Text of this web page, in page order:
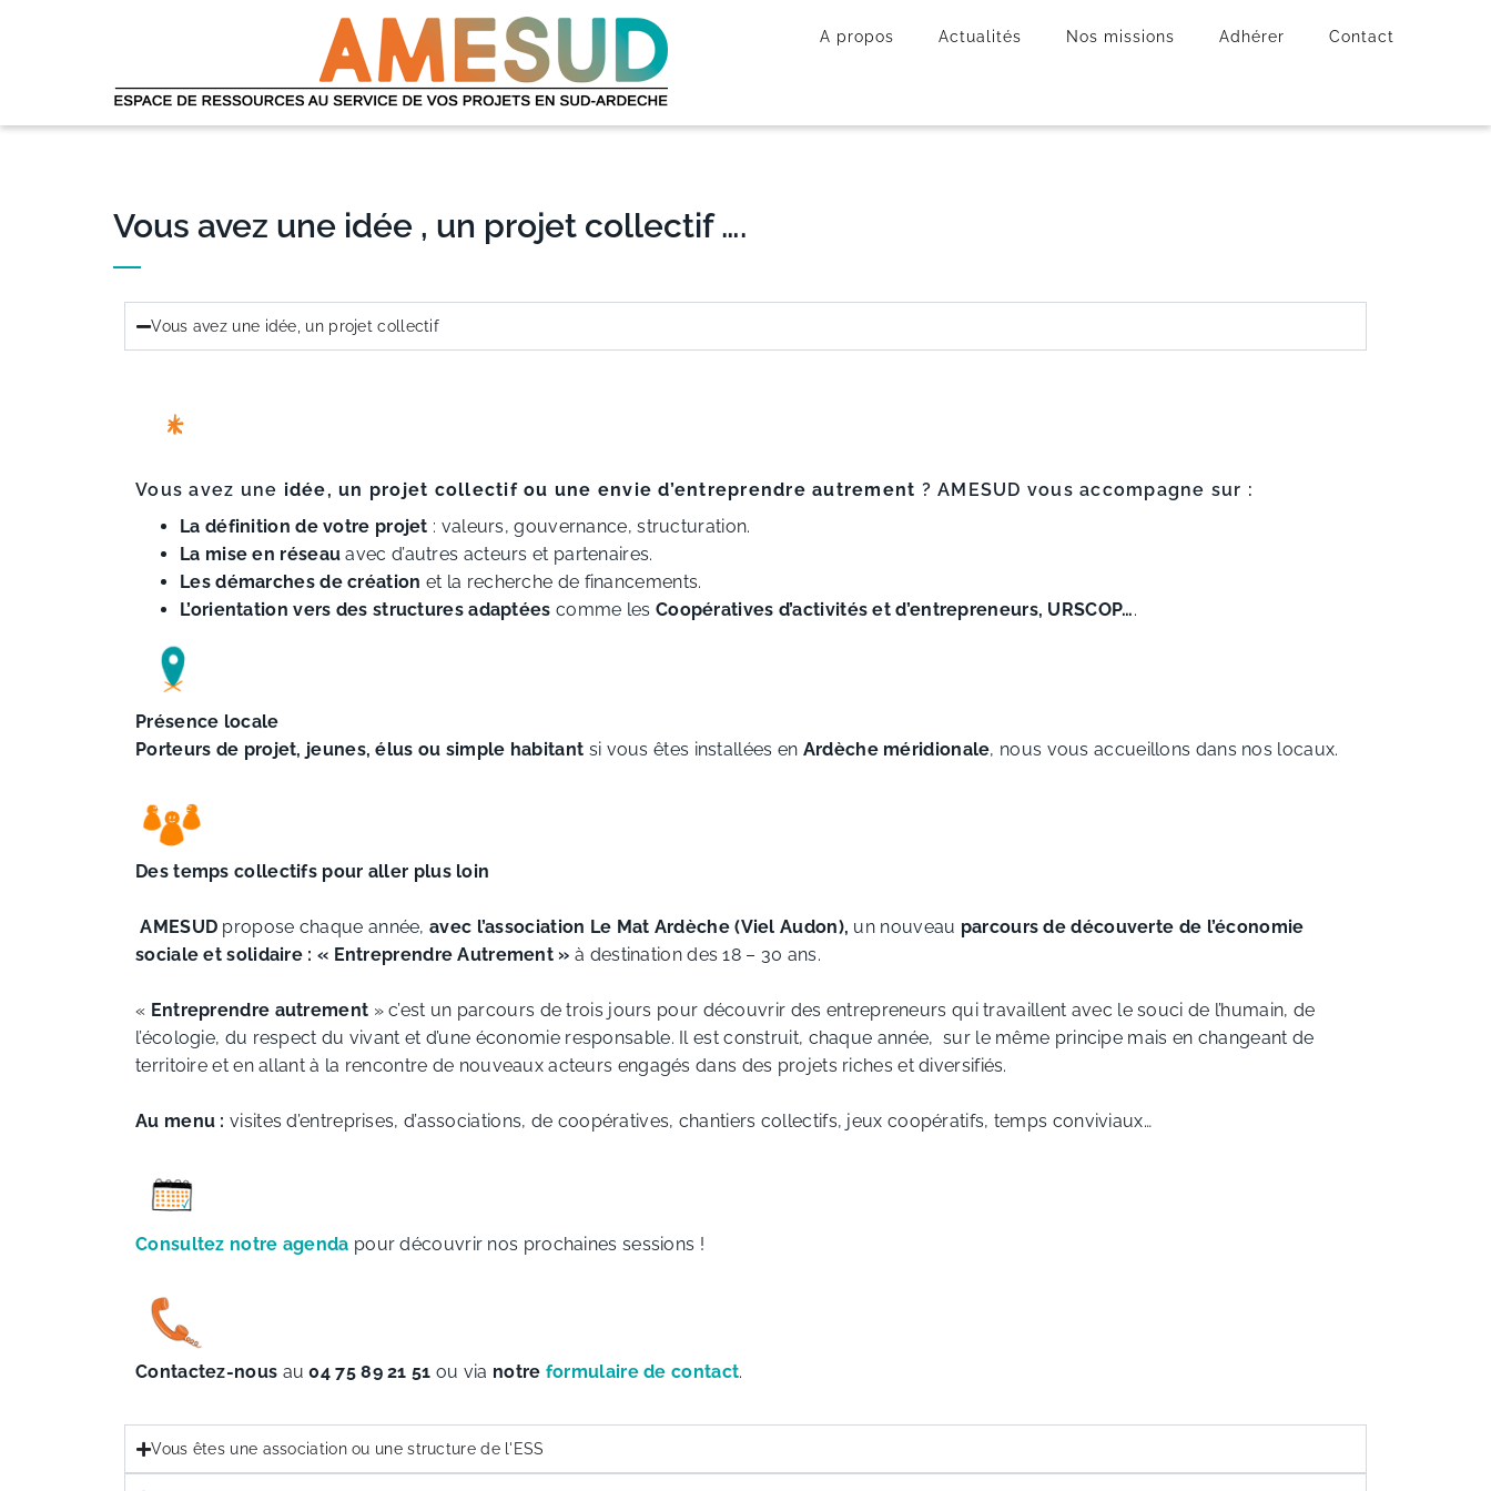
A propos Actualités Nos missions Adhérer Contact
Vous avez une idée , un projet collectif ….
Vous avez une idée, un projet collectif
Vous avez une idée, un projet collectif ou une envie d’entreprendre autrement ? AMESUD vous accompagne sur :
La définition de votre projet : valeurs, gouvernance, structuration.
La mise en réseau avec d’autres acteurs et partenaires.
Les démarches de création et la recherche de financements.
L’orientation vers des structures adaptées comme les Coopératives d’activités et d’entrepreneurs, URSCOP….
Présence locale
Porteurs de projet, jeunes, élus ou simple habitant si vous êtes installées en Ardèche méridionale, nous vous accueillons dans nos locaux.
Des temps collectifs pour aller plus loin
AMESUD propose chaque année,avec l’association Le Mat Ardèche (Viel Audon), un nouveau parcours de découverte de l’économie
sociale et solidaire : « Entreprendre Autrement » à destination des 18 – 30 ans.
« Entreprendre autrement » c’est un parcours de trois jours pour découvrir des entrepreneurs qui travaillent avec le souci de l’humain, de
l’écologie, du respect du vivant et d’une économie responsable. Il est construit, chaque année, sur le même principe mais en changeant de
territoire et en allant à la rencontre de nouveaux acteurs engagés dans des projets riches et diversifiés.
Au menu : visites d’entreprises, d’associations, de coopératives, chantiers collectifs, jeux coopératifs, temps conviviaux…
Consultez notre agenda pour découvrir nos prochaines sessions !
Contactez-nous au04 75 89 21 51 ou via notre formulaire de contact.
Vous êtes une association ou une structure de l'ESS